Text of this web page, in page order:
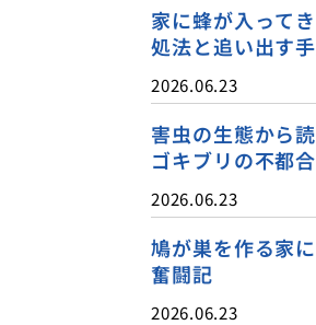
家に蜂が入って
処法と追い出す
2026.06.23
害虫の生態から
ゴキブリの不都
2026.06.23
鳩が巣を作る家
奮闘記
2026.06.23